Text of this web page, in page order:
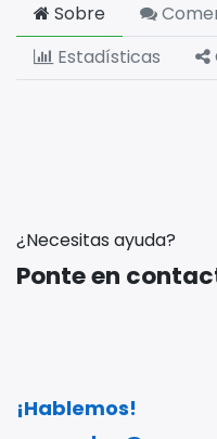
Sobre
Estadísticas
¿Necesitas ayuda?
Ponte en
¡Hablemos!